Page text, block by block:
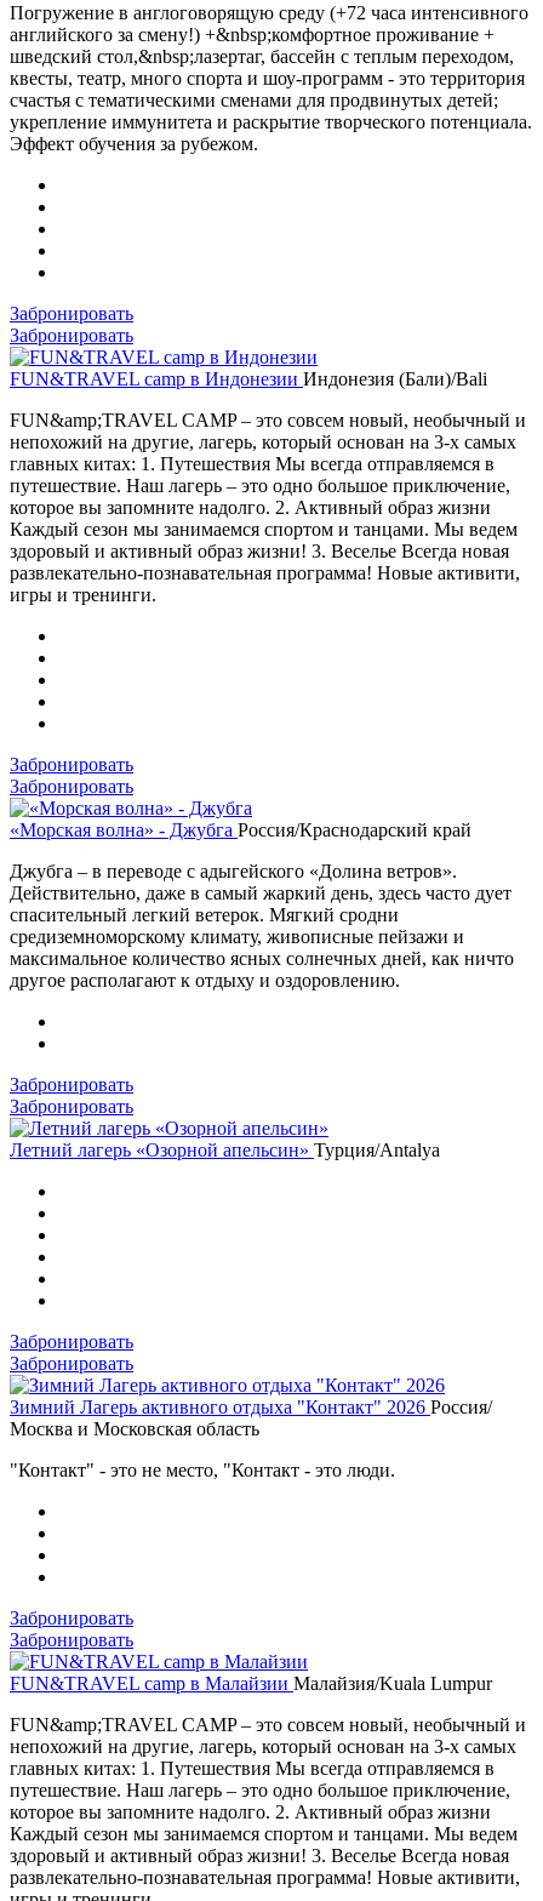
Погружение в англоговорящую среду (+72 часа интенсивного
английского за смену!) +&nbsp;комфортное проживание +
шведский стол,&nbsp;лазертаг, бассейн с теплым переходом,
квесты, театр, много спорта и шоу-программ - это территория
счастья с тематическими сменами для продвинутых детей;
укрепление иммунитета и раскрытие творческого потенциала.
Эффект обучения за рубежом.
Забронировать
Забронировать
FUN&TRAVEL camp в Индонезии Индонезия (Бали)/Bali
FUN&amp;TRAVEL CAMP – это совсем новый, необычный и
непохожий на другие, лагерь, который основан на 3-х самых
главных китах: 1. Путешествия Мы всегда отправляемся в
путешествие. Наш лагерь – это одно большое приключение,
которое вы запомните надолго. 2. Активный образ жизни
Каждый сезон мы занимаемся спортом и танцами. Мы ведем
здоровый и активный образ жизни! 3. Веселье Всегда новая
развлекательно-познавательная программа! Новые активити,
игры и тренинги.
Забронировать
Забронировать
«Морская волна» - Джубга Россия/Краснодарский край
Джубга – в переводе с адыгейского «Долина ветров».
Действительно, даже в самый жаркий день, здесь часто дует
спасительный легкий ветерок. Мягкий сродни
средиземноморскому климату, живописные пейзажи и
максимальное количество ясных солнечных дней, как ничто
другое располагают к отдыху и оздоровлению.
Забронировать
Забронировать
Летний лагерь «Озорной апельсин» Турция/Antalya
Забронировать
Забронировать
Зимний Лагерь активного отдыха "Контакт" 2026 Россия/
Москва и Московская область
"Контакт" - это не место, "Контакт - это люди.
Забронировать
Забронировать
FUN&TRAVEL camp в Малайзии Малайзия/Kuala Lumpur
FUN&amp;TRAVEL CAMP – это совсем новый, необычный и
непохожий на другие, лагерь, который основан на 3-х самых
главных китах: 1. Путешествия Мы всегда отправляемся в
путешествие. Наш лагерь – это одно большое приключение,
которое вы запомните надолго. 2. Активный образ жизни
Каждый сезон мы занимаемся спортом и танцами. Мы ведем
здоровый и активный образ жизни! 3. Веселье Всегда новая
развлекательно-познавательная программа! Новые активити,